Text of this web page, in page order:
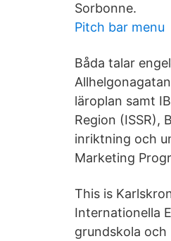
Sorbonne.
Pitch bar menu
Båda talar
läroplan samt
Region (ISSR),
inriktning och
Marketing
This is
Internationella
grundskola